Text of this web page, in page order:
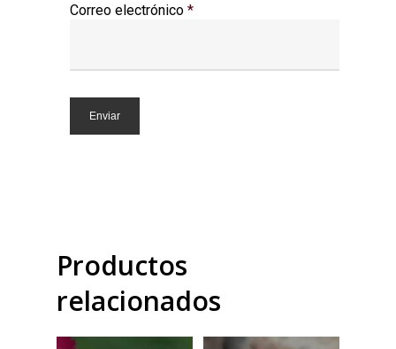
Correo electrónico *
Productos
relacionados